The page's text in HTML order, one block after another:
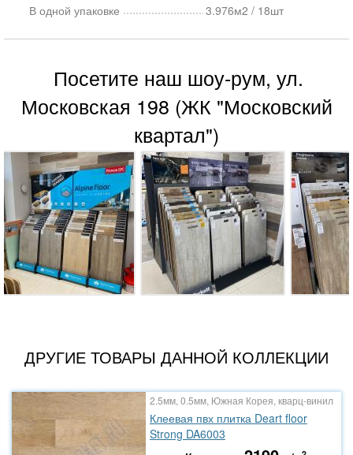
В одной упаковке 3.976м2 / 18шт
Посетите наш шоу-рум, ул.
Московская 198 (ЖК "Московский
квартал")
ДРУГИЕ ТОВАРЫ ДАННОЙ КОЛЛЕКЦИИ
2.5мм, 0.5мм, Южная Корея, кварц-винил
Клеевая пвх плитка Deart floor
Strong DA6003